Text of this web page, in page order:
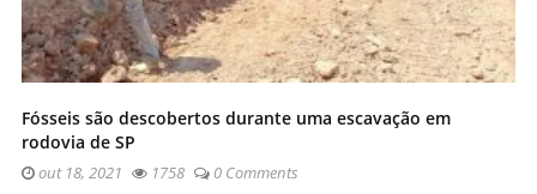
Fósseis são descobertos durante uma escavação em
rodovia de SP
out 18, 2021 1758
0 Comments